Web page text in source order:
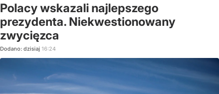
Polacy wskazali najlepszego
prezydenta. Niekwestionowany
zwycięzca
Dodano: dzisiaj 16:24